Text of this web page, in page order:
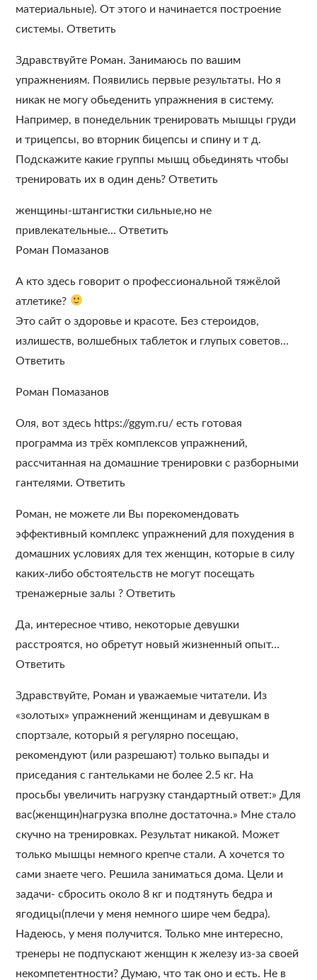
материальные). От этого и начинается построение
системы. Ответить
Здравствуйте Роман. Занимаюсь по вашим
упражнениям. Появились первые результаты. Но я
никак не могу обьеденить упражнения в систему.
Например, в понедельник тренировать мышцы груди
и трицепсы, во вторник бицепсы и спину и т д.
Подскажите какие группы мышц обьединять чтобы
тренировать их в один день? Ответить
женщины-штангистки сильные,но не
привлекательные… Ответить
Роман Помазанов
А кто здесь говорит о профессиональной тяжёлой
атлетике?
Это сайт о здоровье и красоте. Без стероидов,
излишеств, волшебных таблеток и глупых советов…
Ответить
Роман Помазанов
Оля, вот здесь https://ggym.ru/ есть готовая
программа из трёх комплексов упражнений,
рассчитанная на домашние тренировки с разборными
гантелями. Ответить
Роман, не можете ли Вы порекомендовать
эффективный комплекс упражнений для похудения в
домашних условиях для тех женщин, которые в силу
каких-либо обстоятельств не могут посещать
тренажерные залы ? Ответить
Да, интересное чтиво, некоторые девушки
расстроятся, но обретут новый жизненный опыт…
Ответить
Здравствуйте, Роман и уважаемые читатели. Из
«золотых» упражнений женщинам и девушкам в
спортзале, который я регулярно посещаю,
рекомендуют (или разрешают) только выпады и
приседания с гантельками не более 2.5 кг. На
просьбы увеличить нагрузку стандартный ответ:» Для
вас(женщин)нагрузка вполне достаточна.» Мне стало
скучно на тренировках. Результат никакой. Может
только мышцы немного крепче стали. А хочется то
сами знаете чего. Решила заниматься дома. Цели и
задачи- сбросить около 8 кг и подтянуть бедра и
ягодицы(плечи у меня немного шире чем бедра).
Надеюсь, у меня получится. Только мне интересно,
тренеры не подпускают женщин к железу из-за своей
некомпетентности? Думаю, что так оно и есть. Не в